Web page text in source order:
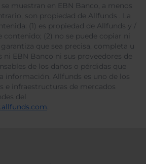
muestran en EBN Banco, a menos
son propiedad de Allfunds . La
(1) es propiedad de Allfunds y /
contenido; (2) no se puede copiar ni
que sea precisa, completa u
EBN Banco ni sus proveedores de
de los daños o pérdidas que
información. Allfunds es uno de los
e infraestructuras de mercados
del
.